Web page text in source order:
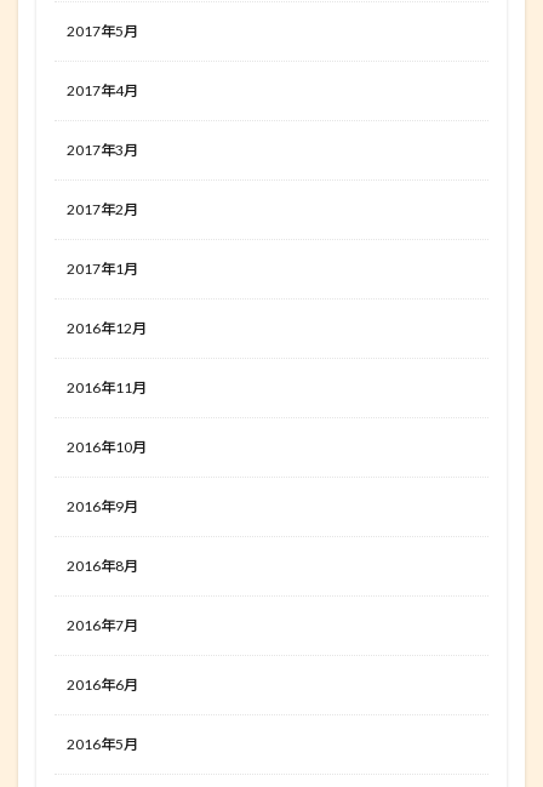
2017年5月
2017年4月
2017年3月
2017年2月
2017年1月
2016年12月
2016年11月
2016年10月
2016年9月
2016年8月
2016年7月
2016年6月
2016年5月